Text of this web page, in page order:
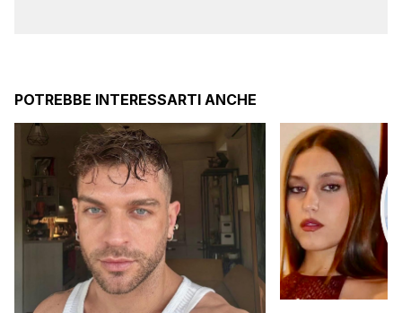
POTREBBE INTERESSARTI ANCHE